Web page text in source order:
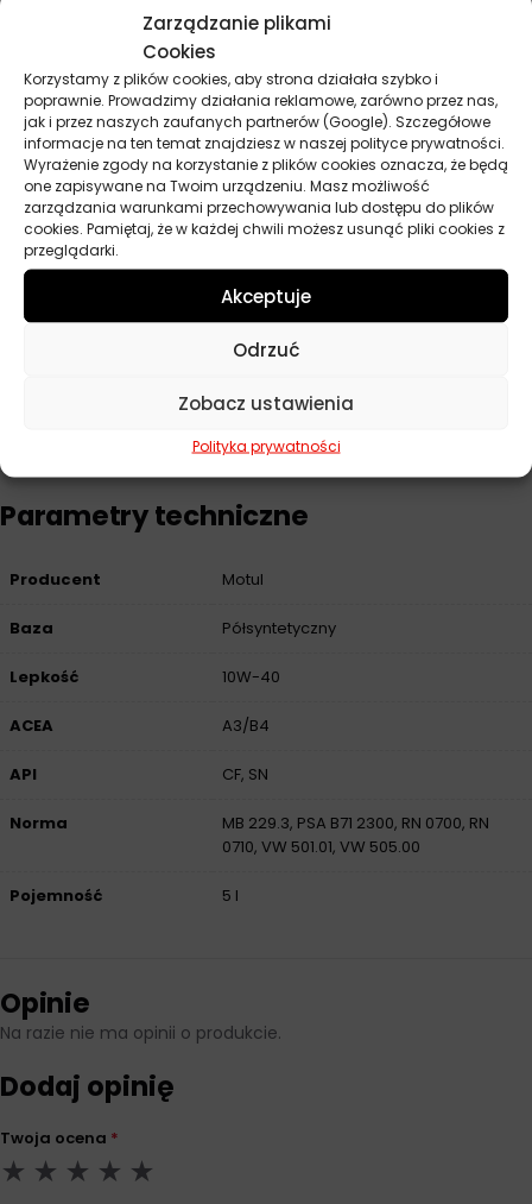
Zarządzanie plikami
Cookies
Korzystamy z plików cookies, aby strona działała szybko i
poprawnie. Prowadzimy działania reklamowe, zarówno przez nas,
jak i przez naszych zaufanych partnerów (Google). Szczegółowe
informacje na ten temat znajdziesz w naszej polityce prywatności.
Wyrażenie zgody na korzystanie z plików cookies oznacza, że będą
one zapisywane na Twoim urządzeniu. Masz możliwość
zarządzania warunkami przechowywania lub dostępu do plików
cookies. Pamiętaj, że w każdej chwili możesz usunąć pliki cookies z
przeglądarki.
Akceptuje
Odrzuć
Zobacz ustawienia
Polityka prywatności
VW 501 01 / 505 00
Parametry techniczne
Klasa lepkości SAE J 300 10W40
Gęstość w temperaturze 20 stopni Celsjusza 0,862 g cm3
Lepkość kinematyczna w temperaturze 40 stopni Celsjusza
102,5 mm² s
Lepkość kinematyczna w temperaturze 100 stopni Celsjusza
Wskaźnik lepkości 153
Temperatura zapłonu 228 stopni Celsjusza
Parametry techniczne
Producent Motul
Baza Półsyntetyczny
Lepkość 10W-40
ACEA A3/B4
API CF, SN
Norma
MB 229.3, PSA B71 2300, RN 0700, RN
0710, VW 501.01, VW 505.00
Pojemność 5 l
Opinie
Na razie nie ma opinii o produkcie.
Dodaj opinię
Twoja ocena *